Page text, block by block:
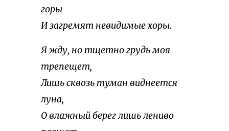
горы
И загремят невидимые хоры.
Я жду, но тщетно грудь моя
трепещет,
Лишь сквозь туман виднеется
луна,
О влажный берег лишь лениво